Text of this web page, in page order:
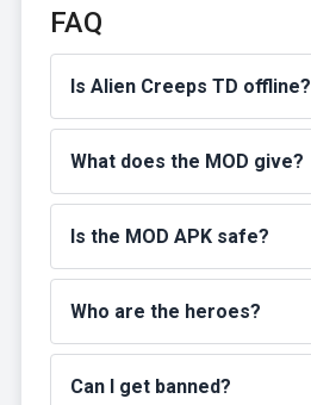
FAQ
Is Alien Creeps TD offline?
What does the MOD give?
Is the MOD APK safe?
Who are the heroes?
Can I get banned?